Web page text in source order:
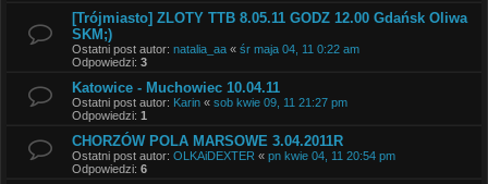
[Trójmiasto] ZLOTY TTB 8.05.11 GODZ 12.00 Gdańsk Oliwa
SKM;)
Ostatni post autor: natalia_aa « śr maja 04, 11 0:22 am
Odpowiedzi: 3
Katowice - Muchowiec 10.04.11
Ostatni post autor: Karin « sob kwie 09, 11 21:27 pm
Odpowiedzi: 1
CHORZÓW POLA MARSOWE 3.04.2011R
Ostatni post autor: OLKAiDEXTER « pn kwie 04, 11 20:54 pm
Odpowiedzi: 6